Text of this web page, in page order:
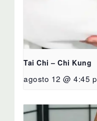
Tai Chi – Chi Kung
agosto 12 @ 4:45